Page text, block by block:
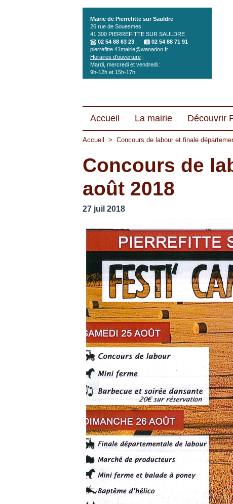
Mairie de Pierrefitte sur Sauldre
26 rue de Souesmes
41 300 PIERREFITTE SUR SAULDRE
02 54 88 63 23
02 54 88 71 91
pierrefitte.41mairie@wanadoo.fr
Horaires d'ouverture :
Mardi, mercredi et vendredi :
9h-12h et 15h-17h
Accueil La mairie Découvrir
Accueil > Concours de labour et finale
Concours de
août 2018
27 juil 2018